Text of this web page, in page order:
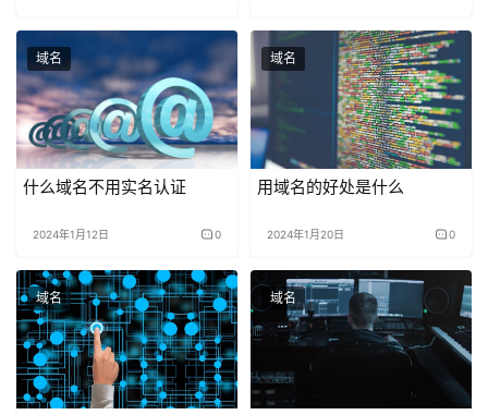
域名
什么域名不用实名认证
2024年1月12日 0
域名
用域名的好处是什么
2024年1月20日 0
域名 域名